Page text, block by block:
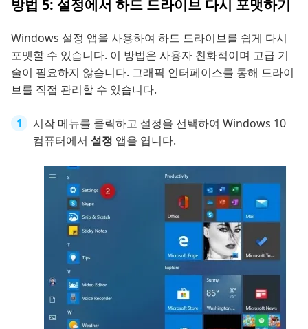
방법 5: 설정에서 하드 드라이브 다시 포맷하기
Windows 설정 앱을 사용하여 하드 드라이브를 쉽게 다시
포맷할 수 있습니다. 이 방법은 사용자 친화적이며 고급 기
술이 필요하지 않습니다. 그래픽 인터페이스를 통해 드라이
브를 직접 관리할 수 있습니다.
시작 메뉴를 클릭하고 설정을 선택하여 Windows 10
컴퓨터에서 설정 앱을 엽니다.